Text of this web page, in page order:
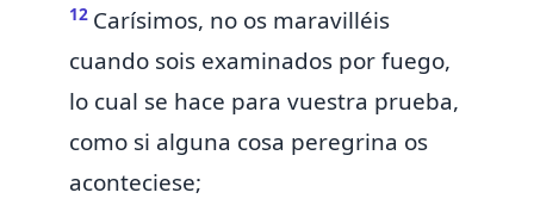
12 Carísimos, no os maravilléis
cuando sois examinados por fuego,
lo cual se hace para vuestra prueba,
como si alguna cosa peregrina os
aconteciese;